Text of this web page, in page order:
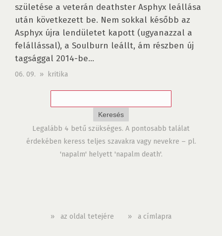
születése a veterán deathster Asphyx leállása
után következett be. Nem sokkal később az
Asphyx újra lendületet kapott (ugyanazzal a
felállással), a Soulburn leállt, ám részben új
tagsággal 2014-be...
06. 09. » kritika
Legalább 4 betű szükséges. A pontosabb találat
érdekében keress teljes szavakra vagy nevekre – pl.
'napalm' helyett 'napalm death'.
» az oldal tetejére » a címlapra